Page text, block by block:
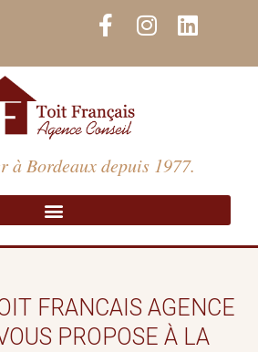
F
a
c
b
o
o
k
-
f
I
n
s
a
m
L
i
n
i
n
à Bordeaux depuis 1977.
FRANCAIS AGENCE
PROPOSE À LA